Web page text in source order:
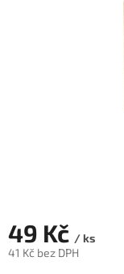
49 Kč / ks
41 Kč bez DPH